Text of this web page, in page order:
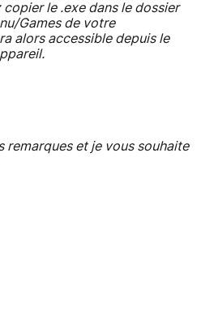
le .exe dans le dossier
Games de votre
alors accessible depuis le
remarques et je vous souhaite